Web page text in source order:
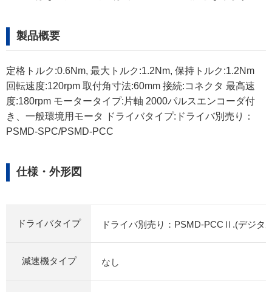
製品概要
定格トルク:0.6Nm, 最大トルク:1.2Nm, 保持トルク:1.2Nm
回転速度:120rpm 取付角寸法:60mm 接続:コネクタ 最高速
度:180rpm モータータイプ:片軸 2000パルスエンコーダ付
き、一般環境用モータ ドライバタイプ:ドライバ別売り：
PSMD-SPC/PSMD-PCC
仕様・外形図
ドライバタイプ ドライバ別売り：PSMD-PCCⅡ.(デジ
減速機タイプ なし